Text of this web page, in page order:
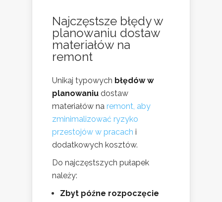
Najczęstsze błędy w
planowaniu dostaw
materiałów na
remont
Unikaj typowych błędów w
planowaniu dostaw
materiałów na remont, aby
zminimalizować ryzyko
przestojów w pracach i
dodatkowych kosztów.
Do najczęstszych pułapek
należy:
Zbyt późne rozpoczęcie